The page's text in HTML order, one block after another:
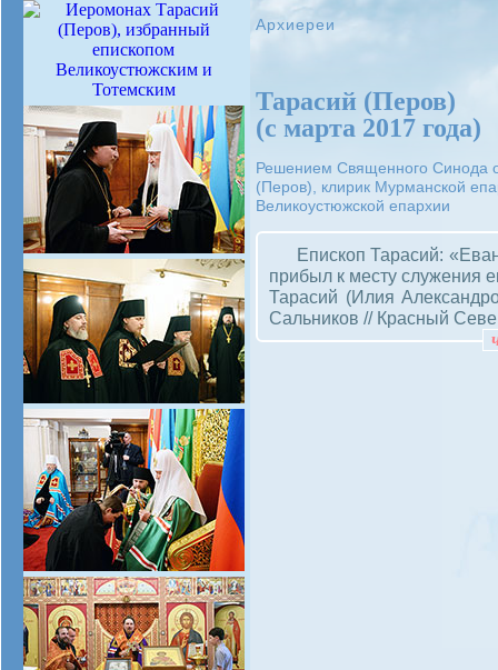
Архиереи
Тарасий (Перов)
(с марта 2017 года)
Решением Священного Синода
(Перов), клирик Мурманской
Великоустюжской епархии
Епископ Тарасий:
прибыл к месту служения
Тарасий (Илия
Сальников // Красный